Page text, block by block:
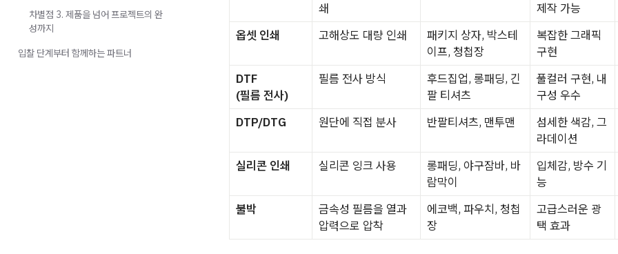
쇄
제작 가능
옵셋 인쇄
고해상도 대량 인쇄
패키지 상자, 박스테
이프, 청첩장
복잡한 그래픽
구현
DTF
(필름 전사)
필름 전사 방식
후드집업, 롱패딩, 긴
팔 티셔츠
풀컬러 구현, 내
구성 우수
DTP/DTG
원단에 직접 분사 반팔티셔츠, 맨투맨
섬세한 색감, 그
라데이션
실리콘 인쇄
실리콘 잉크 사용
롱패딩, 야구잠바, 바
람막이
입체감, 방수 기
능
불박
금속성 필름을 열과
압력으로 압착
에코백, 파우치, 청첩
장
고급스러운 광
택 효과
차별점 3. 제품을 넘어 프로젝트의 완
성까지
입찰 단계부터 함께하는 파트너